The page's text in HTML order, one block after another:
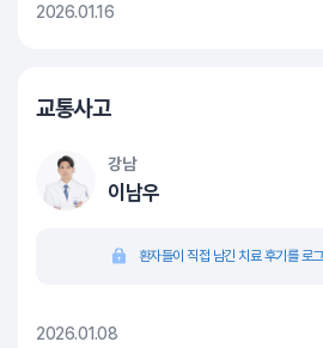
2026.01.16
교통사고
강남
이남우
환자들이 직접 남긴 치료 후기를 로
2026.01.08